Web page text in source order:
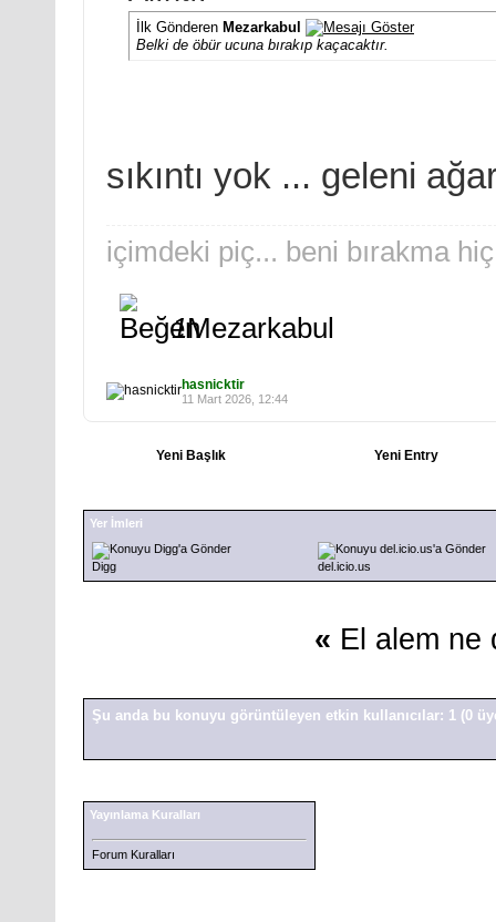
İlk Gönderen Mezarkabul
Belki de öbür ucuna bırakıp kaçacaktır.
sıkıntı yok ... geleni
içimdeki piç... beni bırakma hiç
1Mezarkabul
hasnicktir
11 Mart 2026, 12:44
Yeni Başlık Yeni Entry
Yer İmleri
Digg del.icio.us
« El alem ne
Şu anda bu konuyu görüntüleyen etkin kullanıcılar: 1 (0
Yayınlama Kuralları
Forum Kuralları